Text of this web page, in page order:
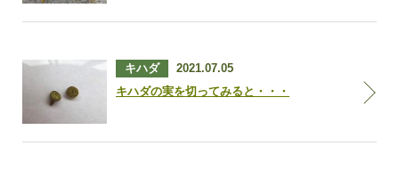
キハダ
2021.07.05
キハダの実を切ってみると・・・